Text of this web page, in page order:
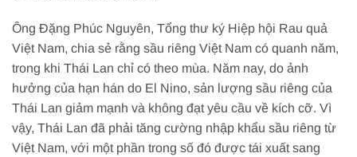
Ông Đặng Phúc Nguyên, Tổng thư ký Hiệp hội Rau quả
Việt Nam, chia sẻ rằng sầu riêng Việt Nam có quanh năm,
trong khi Thái Lan chỉ có theo mùa. Năm nay, do ảnh
hưởng của hạn hán do El Nino, sản lượng sầu riêng của
Thái Lan giảm mạnh và không đạt yêu cầu về kích cỡ. Vì
vậy, Thái Lan đã phải tăng cường nhập khẩu sầu riêng từ
Việt Nam, với một phần trong số đó được tái xuất sang